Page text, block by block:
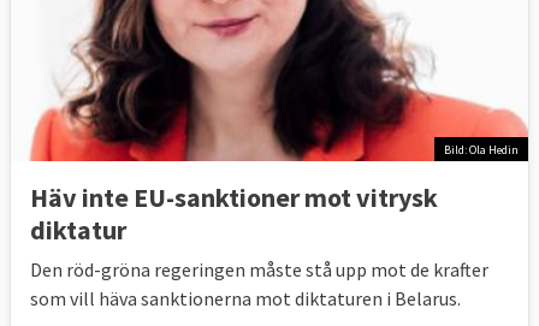
Bild: Ola Hedin
Häv inte EU-sanktioner mot vitrysk
diktatur
Den röd-gröna regeringen måste stå upp mot de krafter
som vill häva sanktionerna mot diktaturen i Belarus.